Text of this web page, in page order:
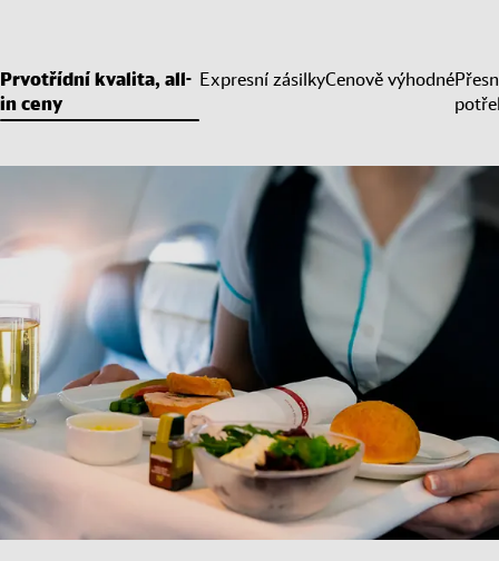
Prvotřídní kvalita, all-
in ceny
Expresní zásilkyCenově výhodné